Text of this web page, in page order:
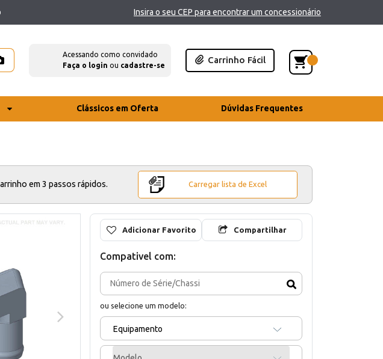
Insira o seu CEP para encontrar um concessionário
Acessando como convidado
Faça o login ou cadastre-se
Carrinho Fácil
Clássicos em Oferta Dúvidas Frequentes
em 3 passos rápidos. Carregar lista de Excel
Adicionar Favorito Compartilhar
Compativel com:
ou selecione um modelo:
Equipamento